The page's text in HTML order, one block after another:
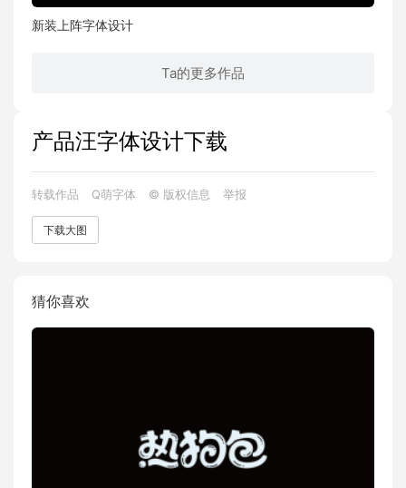
新装上阵字体设计
Ta的更多作品
产品汪字体设计下载
转载作品 Q萌字体 © 版权信息 举报
下载大图
猜你喜欢